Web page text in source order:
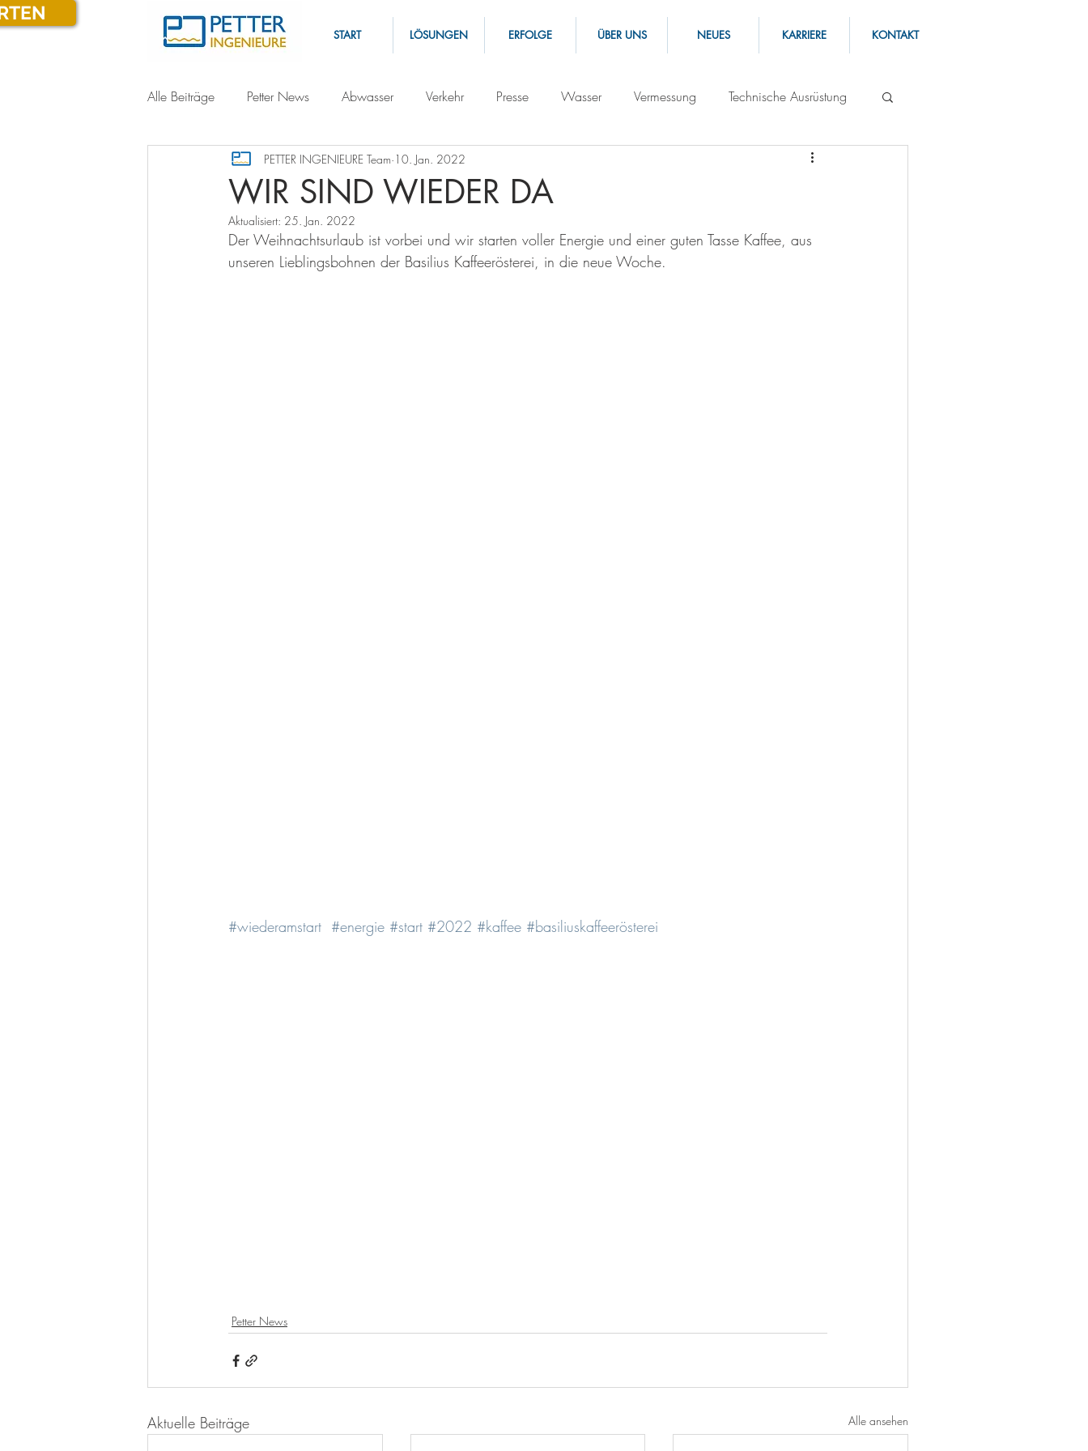
START LÖSUNGEN ERFOLGE ÜBER UNS NEUES KARRIERE KONTAKT
Alle Beiträge Petter News Abwasser Verkehr Presse Wasser Vermessung Technische Ausrüstung
WIR SIND WIEDER DA
PETTER INGENIEURE Team 10. Jan. 2022
Aktualisiert: 25. Jan. 2022
Der Weihnachtsurlaub ist vorbei und wir starten voller Energie und einer guten Tasse Kaffee, aus
unseren Lieblingsbohnen der Basilius Kaffeerösterei, in die neue Woche.
#wiederamstart #energie #start #2022 #kaffee #basiliuskaffeerösterei
Petter News
Aktuelle Beiträge Alle ansehen